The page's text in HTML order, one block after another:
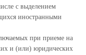
с выделением
иностранными
при приеме на
и (или) юридических